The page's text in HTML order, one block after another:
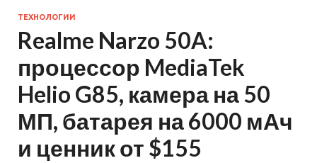
ТЕХНОЛОГИИ
Realme Narzo 50A:
процессор MediaTek
Helio G85, камера на 50
МП, батарея на 6000 мАч
и ценник от $155